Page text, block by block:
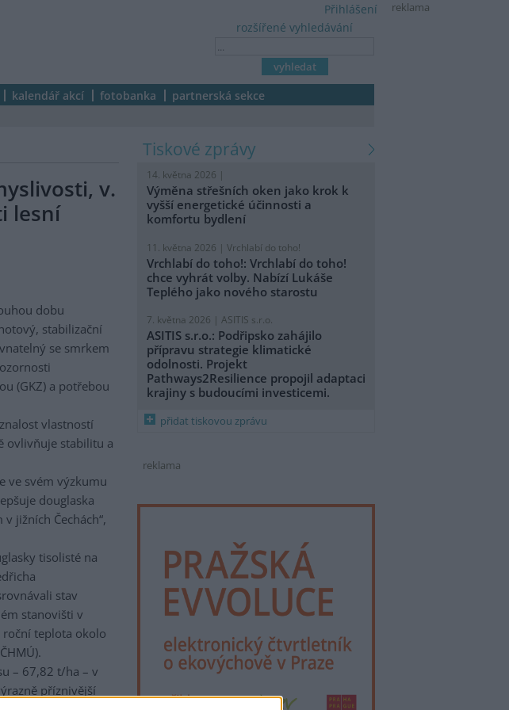
reklama
rozšířené vyhledávání
Přihlášení
kalendář akcí fotobanka partnerská sekce
v.
lesní
dobu
stabilizační
se smrkem
(GKZ) a potřebou
vlastností
ovlivňuje stabilitu a
ve svém výzkumu
douglaska
jižních Čechách“,
tisolisté na
stav
stanovišti v
teplota okolo
– 67,82 t/ha – v
příznivější
tiskové zprávy
14. května 2026 |
Výměna střešních oken jako krok k
vyšší energetické účinnosti a
komfortu bydlení
11. května 2026 | Vrchlabí do toho!
Vrchlabí do toho!: Vrchlabí do toho!
chce vyhrát volby. Nabízí Lukáše
Teplého jako nového starostu
7. května 2026 | ASITIS s.r.o.
ASITIS s.r.o.: Podřipsko zahájilo
přípravu strategie klimatické
odolnosti. Projekt
Pathways2Resilience propojil adaptaci
krajiny s budoucími investicemi.
přidat tiskovou zprávu
reklama